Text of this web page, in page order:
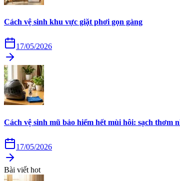
Cách vệ sinh khu vực giặt phơi gọn gàng
17/05/2026
Cách vệ sinh mũ bảo hiểm hết mùi hôi: sạch thơm
17/05/2026
Bài viết hot